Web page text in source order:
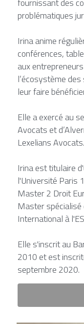
problématiques
Irina anime
conférences,
aux
l’écosystème
leur faire
Elle a exercé au
Avocats et
Lexelians Avocats.
Irina est titulaire
l'Université Paris
Master 2 Droit
Master
International à
Elle s'inscrit au
2010 et est
septembre 2020.